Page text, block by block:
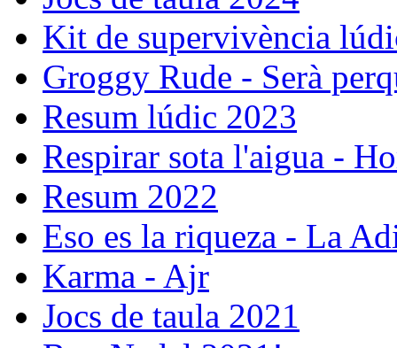
Kit de supervivència
Groggy Rude - Serà
Resum lúdic 2023
Respirar sota l'aigua -
Resum 2022
Eso es la riqueza - La
Karma - Ajr
Jocs de taula 2021